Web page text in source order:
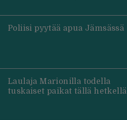
Poliisi pyytää apua Jämsässä
Laulaja Marionilla todella
tuskaiset paikat tällä hetkellä